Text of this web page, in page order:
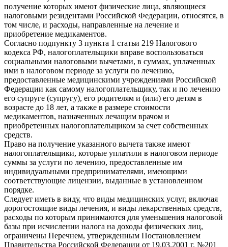
получение которых имеют физические лица, являющиеся
налоговыми резидентами Российской Федерации, относятся, в
том числе, и расходы, направленные на лечение и
приобретение медикаментов.
Согласно подпункту 3 пункта 1 статьи 219 Налогового
кодекса РФ, налогоплательщики вправе воспользоваться
социальными налоговыми вычетами, в суммах, уплаченных
ими в налоговом периоде за услуги по лечению,
предоставленные медицинскими учреждениями Российской
Федерации как самому налогоплательщику, так и по лечению
его супруге (супругу), его родителям и (или) его детям в
возрасте до 18 лет, а также в размере стоимости
медикаментов, назначенных лечащим врачом и
приобретенных налогоплательщиком за счет собственных
средств.
Право на получение указанного вычета также имеют
налогоплательщики, которые уплатили в налоговом периоде
суммы за услуги по лечению, предоставленные им
индивидуальными предпринимателями, имеющими
соответствующие лицензии, выданные в установленном
порядке.
Следует иметь в виду, что виды медицинских услуг, включая
дорогостоящие виды лечения, и виды лекарственных средств,
расходы по которым принимаются для уменьшения налоговой
базы при исчислении налога на доходы физических лиц,
ограничены Перечнем, утвержденным Постановлением
Правительства Российской Федерации от 19.03.2001 г. №201